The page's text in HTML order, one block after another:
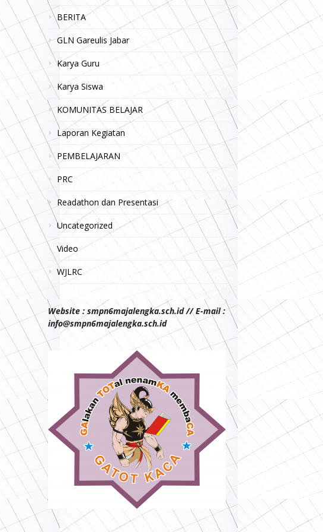
BERITA
GLN Gareulis Jabar
Karya Guru
Karya Siswa
KOMUNITAS BELAJAR
Laporan Kegiatan
PEMBELAJARAN
PRC
Readathon dan Presentasi
Uncategorized
Video
WJLRC
Website : smpn6majalengka.sch.id // E-mail :
info@smpn6majalengka.sch.id